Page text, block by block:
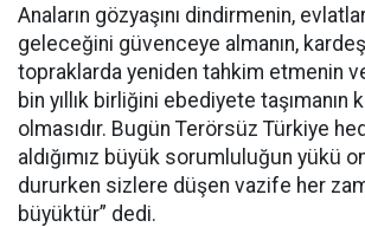
Anaların gözyaşını dindirmenin,
geleceğini güvenceye almanın,
topraklarda yeniden tahkim etmenin
bin yıllık birliğini ebediyete taşımanın
olmasıdır. Bugün Terörsüz Türkiye
aldığımız büyük sorumluluğun yükü
dururken sizlere düşen vazife her
büyüktür” dedi.